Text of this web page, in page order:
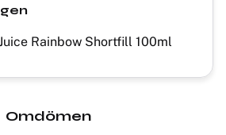
Rainbow Shortfill 100ml
Omdömen